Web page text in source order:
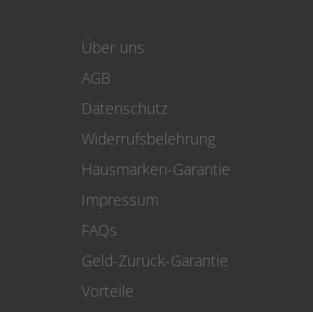
Cookie Einstellungen
Über uns
AGB
Datenschutz
Widerrufsbelehrung
Hausmarken-Garantie
Impressum
FAQs
Geld-Zurück-Garantie
Vorteile